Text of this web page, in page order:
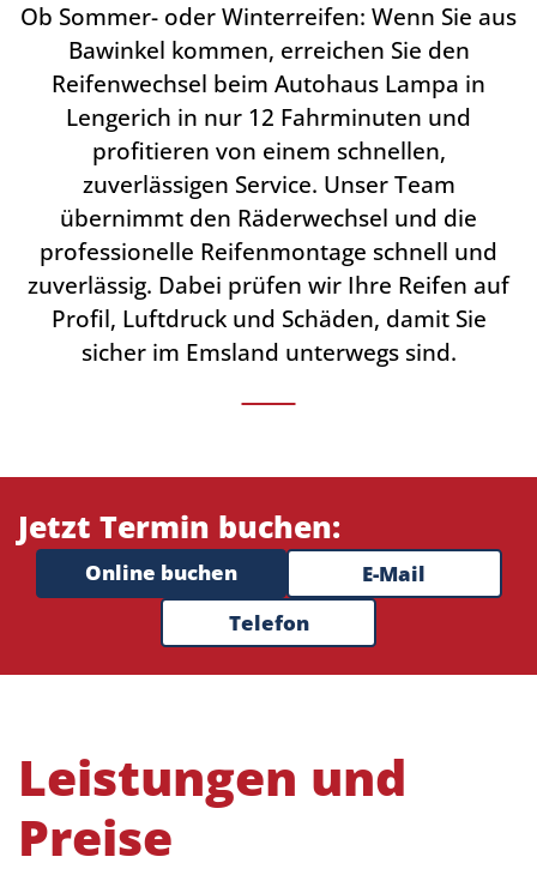
Ob Sommer- oder Winterreifen: Wenn Sie aus
Bawinkel kommen, erreichen Sie den
Reifenwechsel beim Autohaus Lampa in
Lengerich in nur 12 Fahrminuten und
profitieren von einem schnellen,
zuverlässigen Service. Unser Team
übernimmt den Räderwechsel und die
professionelle Reifenmontage schnell und
zuverlässig. Dabei prüfen wir Ihre Reifen auf
Profil, Luftdruck und Schäden, damit Sie
sicher im Emsland unterwegs sind.
Jetzt Termin buchen:
Online buchen
E-Mail
Telefon
Leistungen und
Preise